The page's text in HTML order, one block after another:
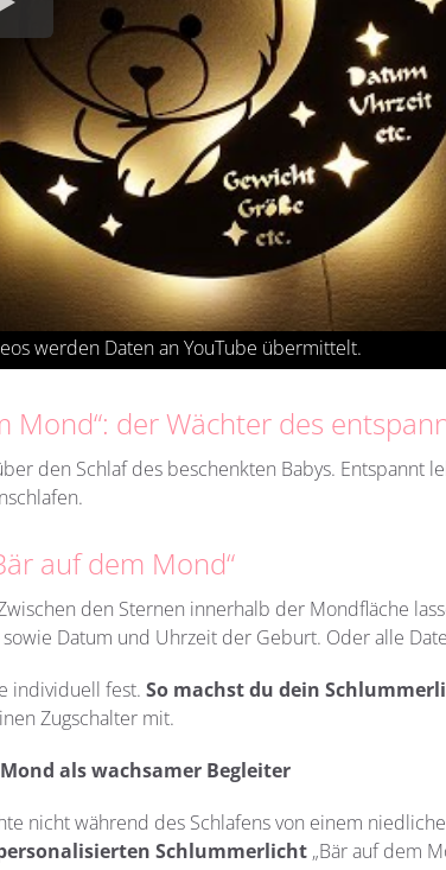
der Wächter des
den Schlaf des beschenkten Babys. Entspannt
auf dem Mond“
den Sternen innerhalb der Mondfläche
Datum und Uhrzeit der Geburt. Oder alle
individuell fest. So machst du dein
Zugschalter mit.
als wachsamer Begleiter
nicht während des Schlafens von einem
Schlummerlicht „Bär auf dem